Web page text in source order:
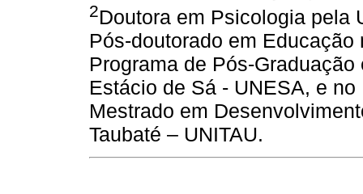
2Doutora em Psicologia pela
Pós-doutorado em
Programa de Pós-
Estácio de Sá - UNESA, e
Mestrado em
Taubaté – UNITAU.